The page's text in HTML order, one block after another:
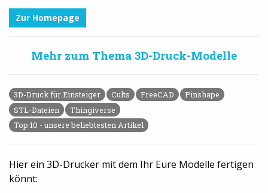
Zur Homepage
Mehr zum Thema 3D-Druck-Modelle
3D-Druck für Einsteiger Cults FreeCAD
Pinshape
STL-Dateien
Thingiverse
Top 10 - unsere beliebtesten Artikel
Hier ein 3D-Drucker mit dem Ihr Eure Modelle fertigen
könnt: